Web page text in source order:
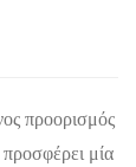
προορισμός
μία